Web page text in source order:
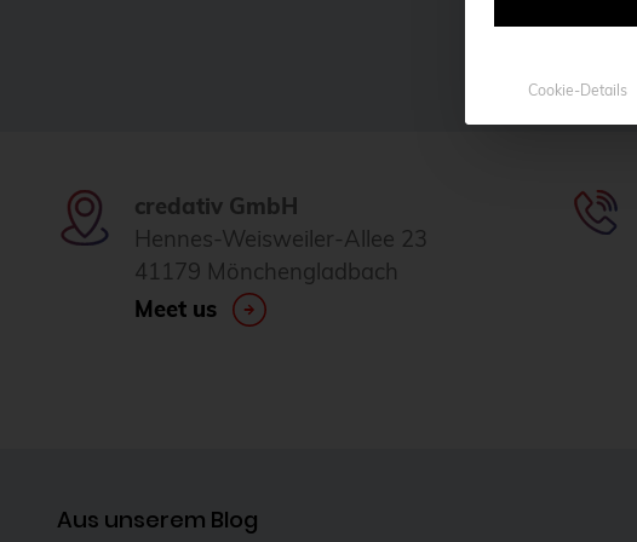
credativ GmbH
Hennes-Weisweiler-Allee 23
41179 Mönchengladbach
Meet us
Aus unserem Blog
Cookie-Details